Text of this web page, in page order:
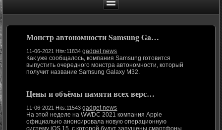
Монстр автономности Samsung Ga…
11-06-2021 Hits:11834gadget news
Как уже сообщалось, компания Samsung готовится
выпустить очередного монстра автономности, который
получит название Samsung Galaxy M32.
Цены и объёмы памяти всех верс…
11-06-2021 Hits:11543gadget news
На этой неделе на WWDC 2021 компания Apple
официально анонсировала новую операционную